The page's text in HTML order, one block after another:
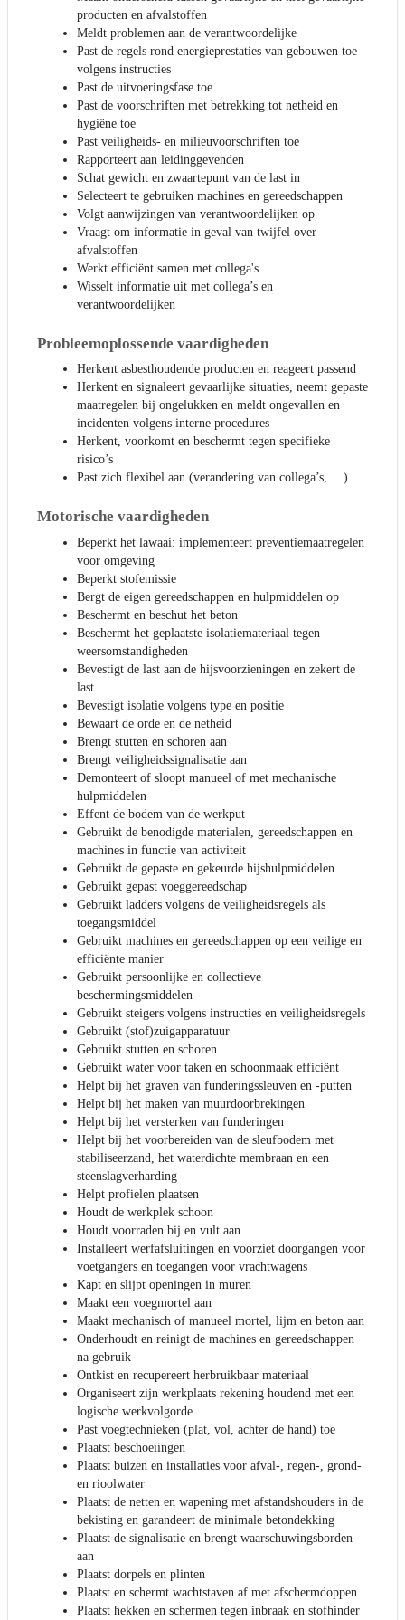
producten en afvalstoffen
Meldt problemen aan de verantwoordelijke
Past de regels rond energieprestaties van gebouwen toe
volgens instructies
Past de uitvoeringsfase toe
Past de voorschriften met betrekking tot netheid en
hygiëne toe
Past veiligheids- en milieuvoorschriften toe
Rapporteert aan leidinggevenden
Schat gewicht en zwaartepunt van de last in
Selecteert te gebruiken machines en gereedschappen
Volgt aanwijzingen van verantwoordelijken op
Vraagt om informatie in geval van twijfel over
afvalstoffen
Werkt efficiënt samen met collega's
Wisselt informatie uit met collega’s en
verantwoordelijken
Probleemoplossende vaardigheden
Herkent asbesthoudende producten en reageert passend
Herkent en signaleert gevaarlijke situaties, neemt gepaste
maatregelen bij ongelukken en meldt ongevallen en
incidenten volgens interne procedures
Herkent, voorkomt en beschermt tegen specifieke
risico’s
Past zich flexibel aan (verandering van collega’s, …)
Motorische vaardigheden
Beperkt het lawaai: implementeert preventiemaatregelen
voor omgeving
Beperkt stofemissie
Bergt de eigen gereedschappen en hulpmiddelen op
Beschermt en beschut het beton
Beschermt het geplaatste isolatiemateriaal tegen
weersomstandigheden
Bevestigt de last aan de hijsvoorzieningen en zekert de
last
Bevestigt isolatie volgens type en positie
Bewaart de orde en de netheid
Brengt stutten en schoren aan
Brengt veiligheidssignalisatie aan
Demonteert of sloopt manueel of met mechanische
hulpmiddelen
Effent de bodem van de werkput
Gebruikt de benodigde materialen, gereedschappen en
machines in functie van activiteit
Gebruikt de gepaste en gekeurde hijshulpmiddelen
Gebruikt gepast voeggereedschap
Gebruikt ladders volgens de veiligheidsregels als
toegangsmiddel
Gebruikt machines en gereedschappen op een veilige en
efficiënte manier
Gebruikt persoonlijke en collectieve
beschermingsmiddelen
Gebruikt steigers volgens instructies en veiligheidsregels
Gebruikt (stof)zuigapparatuur
Gebruikt stutten en schoren
Gebruikt water voor taken en schoonmaak efficiënt
Helpt bij het graven van funderingssleuven en -putten
Helpt bij het maken van muurdoorbrekingen
Helpt bij het versterken van funderingen
Helpt bij het voorbereiden van de sleufbodem met
stabiliseerzand, het waterdichte membraan en een
steenslagverharding
Helpt profielen plaatsen
Houdt de werkplek schoon
Houdt voorraden bij en vult aan
Installeert werfafsluitingen en voorziet doorgangen voor
voetgangers en toegangen voor vrachtwagens
Kapt en slijpt openingen in muren
Maakt een voegmortel aan
Maakt mechanisch of manueel mortel, lijm en beton aan
Onderhoudt en reinigt de machines en gereedschappen
na gebruik
Ontkist en recupereert herbruikbaar materiaal
Organiseert zijn werkplaats rekening houdend met een
logische werkvolgorde
Past voegtechnieken (plat, vol, achter de hand) toe
Plaatst beschoeiingen
Plaatst buizen en installaties voor afval-, regen-, grond-
en rioolwater
Plaatst de netten en wapening met afstandshouders in de
bekisting en garandeert de minimale betondekking
Plaatst de signalisatie en brengt waarschuwingsborden
aan
Plaatst dorpels en plinten
Plaatst en schermt wachtstaven af met afschermdoppen
Plaatst hekken en schermen tegen inbraak en stofhinder